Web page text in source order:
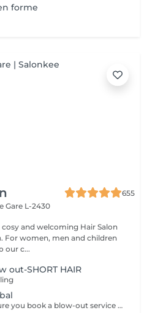
forme
655
Gare L-2430
and welcoming Hair Salon
For women, men and children
to our c...
out-SHORT HAIR
Dear guest. Please make sure you book a blow-out service after your color service, that is additional 30 minutes to the total service. Thank you for understanding. Team Centro